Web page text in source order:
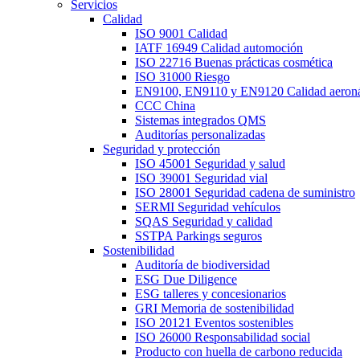
Servicios
Calidad
ISO 9001 Calidad
IATF 16949 Calidad automoción
ISO 22716 Buenas prácticas cosmética
ISO 31000 Riesgo
EN9100, EN9110 y EN9120 Calidad
CCC China
Sistemas integrados QMS
Auditorías personalizadas
Seguridad y protección
ISO 45001 Seguridad y salud
ISO 39001 Seguridad vial
ISO 28001 Seguridad cadena de suministro
SERMI Seguridad vehículos
SQAS Seguridad y calidad
SSTPA Parkings seguros
Sostenibilidad
Auditoría de biodiversidad
ESG Due Diligence
ESG talleres y concesionarios
GRI Memoria de sostenibilidad
ISO 20121 Eventos sostenibles
ISO 26000 Responsabilidad social
Producto con huella de carbono reducida